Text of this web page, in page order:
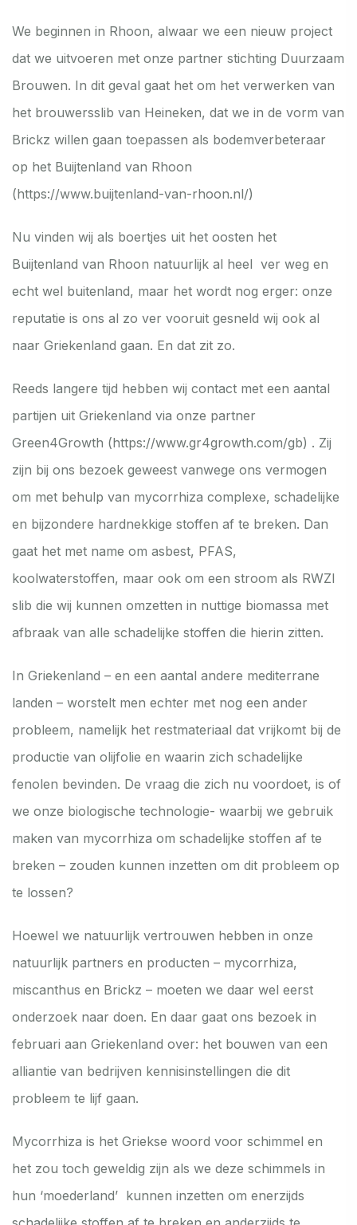
We beginnen in Rhoon, alwaar we een nieuw project
dat we uitvoeren met onze partner stichting Duurzaam
Brouwen. In dit geval gaat het om het verwerken van
het brouwersslib van Heineken, dat we in de vorm van
Brickz willen gaan toepassen als bodemverbeteraar
op het Buijtenland van Rhoon
(https://www.buijtenland-van-rhoon.nl/)
Nu vinden wij als boertjes uit het oosten het
Buijtenland van Rhoon natuurlijk al heel ver weg en
echt wel buitenland, maar het wordt nog erger: onze
reputatie is ons al zo ver vooruit gesneld wij ook al
naar Griekenland gaan. En dat zit zo.
Reeds langere tijd hebben wij contact met een aantal
partijen uit Griekenland via onze partner
Green4Growth (https://www.gr4growth.com/gb) . Zij
zijn bij ons bezoek geweest vanwege ons vermogen
om met behulp van mycorrhiza complexe, schadelijke
en bijzondere hardnekkige stoffen af te breken. Dan
gaat het met name om asbest, PFAS,
koolwaterstoffen, maar ook om een stroom als RWZI
slib die wij kunnen omzetten in nuttige biomassa met
afbraak van alle schadelijke stoffen die hierin zitten.
In Griekenland – en een aantal andere mediterrane
landen – worstelt men echter met nog een ander
probleem, namelijk het restmateriaal dat vrijkomt bij de
productie van olijfolie en waarin zich schadelijke
fenolen bevinden. De vraag die zich nu voordoet, is of
we onze biologische technologie- waarbij we gebruik
maken van mycorrhiza om schadelijke stoffen af te
breken – zouden kunnen inzetten om dit probleem op
te lossen?
Hoewel we natuurlijk vertrouwen hebben in onze
natuurlijk partners en producten – mycorrhiza,
miscanthus en Brickz – moeten we daar wel eerst
onderzoek naar doen. En daar gaat ons bezoek in
februari aan Griekenland over: het bouwen van een
alliantie van bedrijven kennisinstellingen die dit
probleem te lijf gaan.
Mycorrhiza is het Griekse woord voor schimmel en
het zou toch geweldig zijn als we deze schimmels in
hun ‘moederland’ kunnen inzetten om enerzijds